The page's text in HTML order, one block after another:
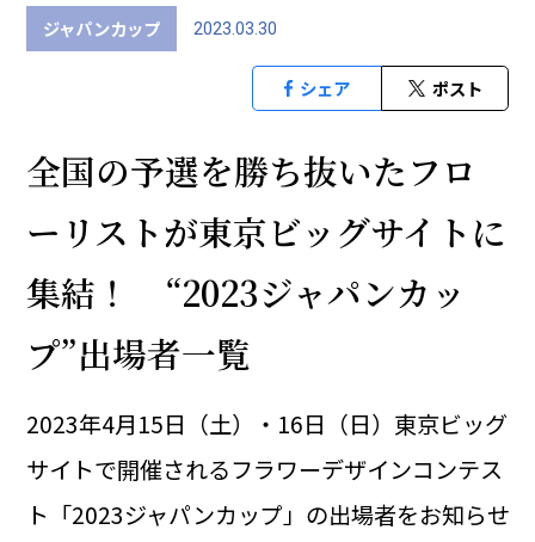
ジャパンカップ 2023.03.30
シェア ポスト
全国の予選を勝ち抜いたフロ
ーリストが東京ビッグサイトに
集結！ “2023ジャパンカッ
プ”出場者一覧
2023年4月15日（土）・16日（日）東京ビッグ
サイトで開催されるフラワーデザインコンテス
ト「2023ジャパンカップ」の出場者をお知らせ